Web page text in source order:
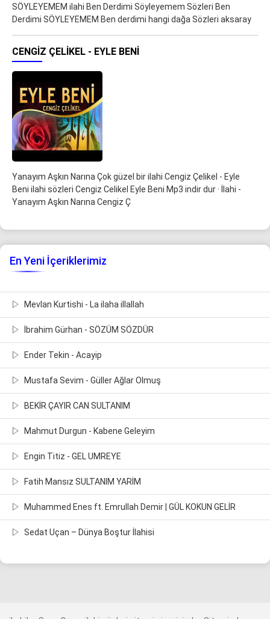
SÖYLEYEMEM ilahi Ben Derdimi Söyleyemem Sözleri Ben
Derdimi SÖYLEYEMEM Ben derdimi hangi dağa Sözleri aksaray
CENGIZ ÇELIKEL - EYLE BENI
Yanayım Aşkın Narına Çok güzel bir ilahi Cengiz Çelikel - Eyle
Beni ilahi sözleri Cengiz Celikel Eyle Beni Mp3 indir dur · İlahi -
Yanayım Aşkın Narına Cengiz Ç
En Yeni İçeriklerimiz
Mevlan Kurtishi - La ilaha illallah
İbrahim Gürhan - SÖZÜM SÖZDÜR
Ender Tekin - Acayip
Mustafa Sevim - Güller Ağlar Olmuş
BEKİR ÇAYIR CAN SULTANIM
Mahmut Durgun - Kabene Geleyim
Engin Titiz - GEL UMREYE
Fatih Mansız SULTANIM YARİM
Muhammed Enes ft. Emrullah Demir | GÜL KOKUN GELİR
Sedat Uçan – Dünya Boştur İlahisi